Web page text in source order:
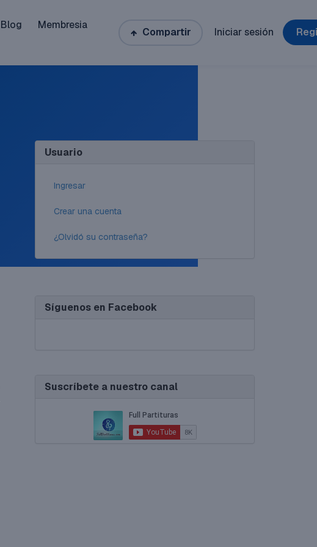
Blog Membresia
Compartir Iniciar sesión
Usuario
Ingresar
Crear una cuenta
¿Olvidó su contraseña?
Síguenos en Facebook
Suscríbete a nuestro canal